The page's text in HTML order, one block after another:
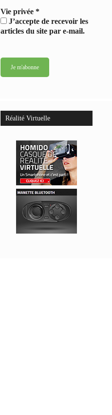
Vie privée *
J’accepte de recevoir les
articles du site par e-mail.
Réalité Virtuelle